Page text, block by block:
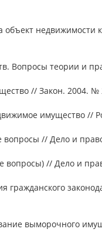
недвижимости
Вопросы теории и
// Закон. 2004. №
имущество //
// Дело и
вопросы) // Дело и
гражданского
выморочного